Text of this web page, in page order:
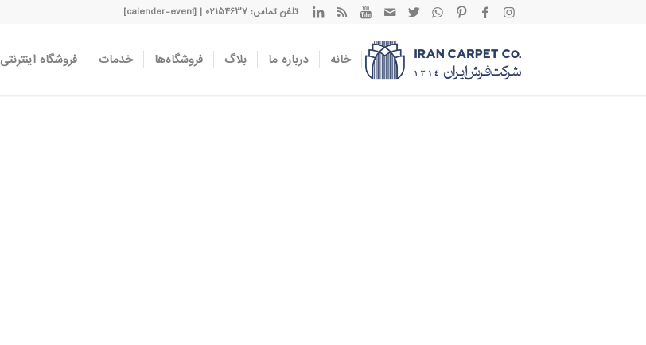
تلفن تماس: 02154637 | [calender-event]
خانه درباره ما بلاگ فروشگاه‌ها خدمات فروشگاه اینترنتی